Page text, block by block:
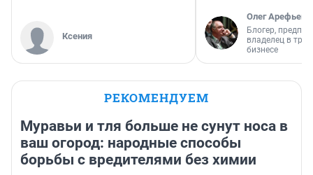
Ксения
Олег Арефьев
Блогер,
владелец в
бизнесе
РЕКОМЕНДУЕМ
Муравьи и тля больше не сунут носа в
ваш огород: народные способы
борьбы с вредителями без химии